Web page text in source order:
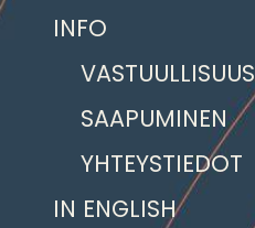
INFO
VASTUULLISUUS
SAAPUMINEN
YHTEYSTIEDOT
IN ENGLISH